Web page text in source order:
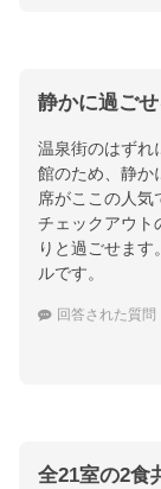
静かに過ご
温泉街のはずれ
館のため、静か
席がここの人気
チェックアウト
りと過ごせま
ルです。
回答された質問
全21室の2食